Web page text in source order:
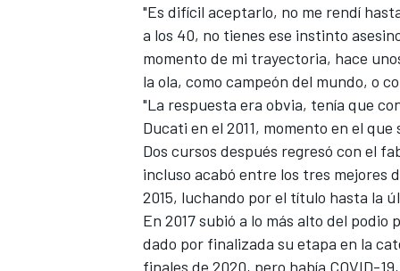
MÁS CATEGORÍAS
"Es difícil aceptarlo, no me rendí
a los 40, no tienes ese instinto
momento de mi trayectoria, hace
la ola, como campeón del mundo, o
"La respuesta era obvia, tenía que
Ducati en el 2011, momento en el
Dos cursos después regresó con el
incluso acabó entre los tres mejores
2015, luchando por el título hasta la
En 2017 subió a lo más alto del
dado por finalizada su etapa en la
finales de 2020, pero había COVID-